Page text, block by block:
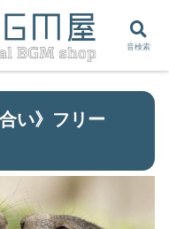
い》フリー
音検索